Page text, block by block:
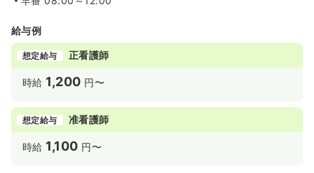
給与例
想定給与 正看護師
時給 1,200 円〜
想定給与 准看護師
時給 1,100 円〜